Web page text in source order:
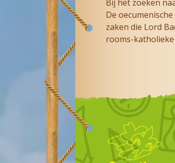
Bij het zoeken
De
zaken die Lord
rooms-